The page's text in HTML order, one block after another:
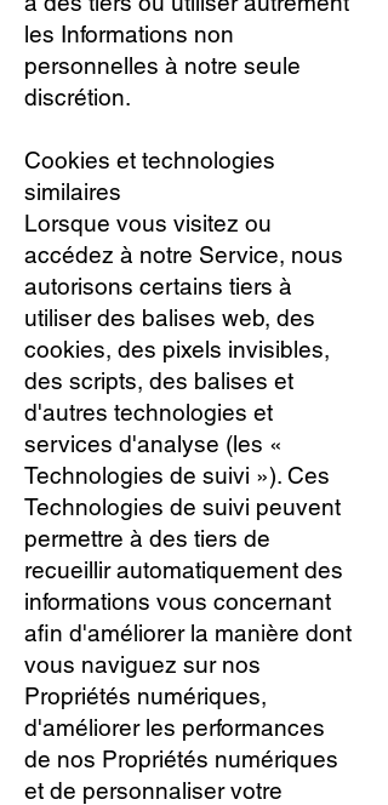
les Informations non
personnelles à notre seule
discrétion.
Cookies et technologies
similaires
Lorsque vous visitez ou
accédez à notre Service, nous
autorisons certains tiers à
utiliser des balises web, des
cookies, des pixels invisibles,
des scripts, des balises et
d'autres technologies et
services d'analyse (les «
Technologies de suivi »). Ces
Technologies de suivi peuvent
permettre à des tiers de
recueillir automatiquement des
informations vous concernant
afin d'améliorer la manière dont
vous naviguez sur nos
Propriétés numériques,
d'améliorer les performances
de nos Propriétés numériques
et de personnaliser votre